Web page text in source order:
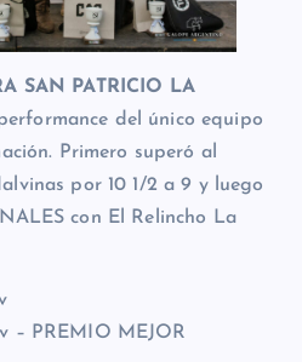
SAN PATRICIO LA
del único equipo
Primero superó al
por 10 1/2 a 9 y luego
con El Relincho La
– PREMIO MEJOR